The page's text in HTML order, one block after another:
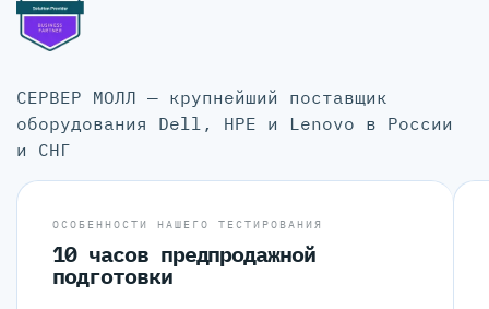
СЕРВЕР МОЛЛ — крупнейший поставщик
оборудования Dell, HPE и Lenovo в России
и СНГ
ОСОБЕННОСТИ НАШЕГО ТЕСТИРОВАНИЯ
10 часов предпродажной
подготовки